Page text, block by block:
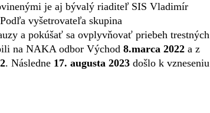
je aj bývalý riaditeľ SIS Vladimír
vyšetrovateľa skupina
a pokúšať sa ovplyvňovať priebeh trestných
na NAKA odbor Východ 8.marca 2022 a z
. Následne 17. augusta 2023 došlo k vzneseniu